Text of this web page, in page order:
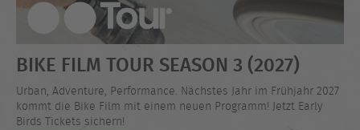
BIKE FILM TOUR SEASON 3 (2027)
Urban, Adventure, Performance. Nächstes Jahr im Frühjahr 2027
kommt die Bike Film mit einem neuen Programm! Jetzt Early
Birds Tickets sichern!